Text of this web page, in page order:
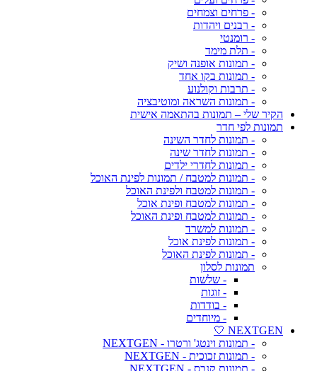
- פרחים וצמחים
- רבנים ויהדות
- רומנטי
- תלת מימד
- תמונות אופנה ושיק
- תמונות בקו אחד
- תרבות וקולנוע
- תמונות השראה ומוטיבציה
הקיר שלי – תמונות בהתאמה אישית
תמונות לפי חדר
- תמונות לחדר השינה
- תמונות לחדר שינה
- תמונות לחדרי ילדים
- תמונות למטבח / תמונות לפינת האוכל
- תמונות למטבח ולפינת האוכל
- תמונות למטבח ופינת אוכל
- תמונות למטבח ופינת האוכל
- תמונות למשרד
- תמונות לפינת אוכל
- תמונות לפינת האוכל
תמונות לסלון
- שלשות
- זוגות
- בודדות
- מיוחדים
NEXTGEN 🤍
- תמונות וינטג' ורטרו - NEXTGEN
- תמונות זכוכית - NEXTGEN
- תמונות קנבס - NEXTGEN